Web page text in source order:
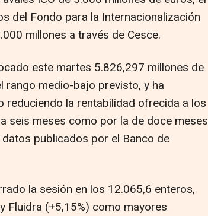
del Fondo para la Internacionalización
millones a través de Cesce.
este martes 5.826,297 millones de
medio-bajo previsto, y ha
reduciendo la rentabilidad ofrecida a los
seis meses como por la de doce meses
publicados por el Banco de
la sesión en los 12.065,6 enteros,
Fluidra (+5,15%) como mayores